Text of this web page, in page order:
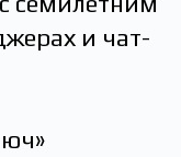
и чат-